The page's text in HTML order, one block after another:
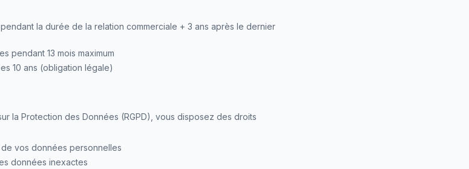
la durée de la relation commerciale + 3 ans après le dernier
pendant 13 mois maximum
10 ans (obligation légale)
la Protection des Données (RGPD), vous disposez des droits
vos données personnelles
données inexactes